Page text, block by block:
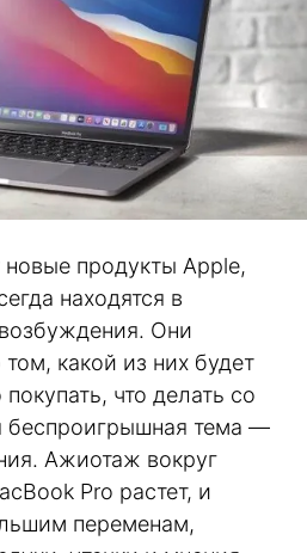
новые продукты Apple,
находятся в
Они
какой из них будет
что делать со
тема —
Ажиотаж вокруг
Pro растет, и
переменам,